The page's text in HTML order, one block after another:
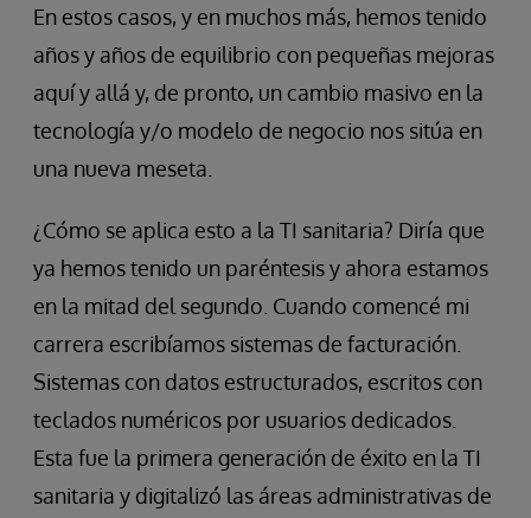
En estos casos, y en muchos más, hemos tenido
años y años de equilibrio con pequeñas mejoras
aquí y allá y, de pronto, un cambio masivo en la
tecnología y/o modelo de negocio nos sitúa en
una nueva meseta.
¿Cómo se aplica esto a la TI sanitaria? Diría que
ya hemos tenido un paréntesis y ahora estamos
en la mitad del segundo. Cuando comencé mi
carrera escribíamos sistemas de facturación.
Sistemas con datos estructurados, escritos con
teclados numéricos por usuarios dedicados.
Esta fue la primera generación de éxito en la TI
sanitaria y digitalizó las áreas administrativas de